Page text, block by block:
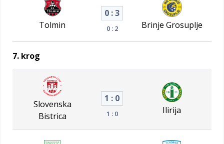
Tolmin
0 : 3
0 : 2 Brinje Grosuplje
7. krog
Slovenska
Bistrica
1 : 0
1 : 0 Ilirija